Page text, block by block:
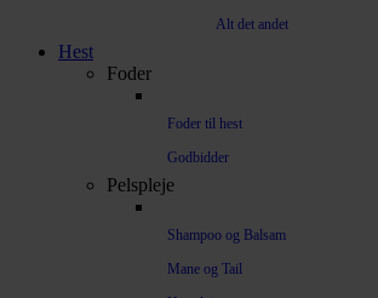
Alt det andet
Hest
Foder
Foder til hest
Godbidder
Pelspleje
Shampoo og Balsam
Mane og Tail